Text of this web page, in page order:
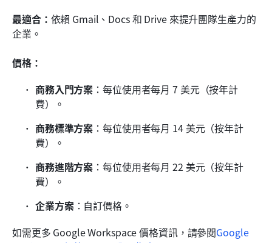
最適合： 依賴 Gmail、Docs 和 Drive 來提升團隊生產力的
企業。
價格：
商務入門方案 ：每位使用者每月 7 美元（按年計
費）。
商務標準方案 ：每位使用者每月 14 美元（按年計
費）。
商務進階方案 ：每位使用者每月 22 美元（按年計
費）。
企業方案：自訂價格。
如需更多 Google Workspace 價格資訊，請參閱Google